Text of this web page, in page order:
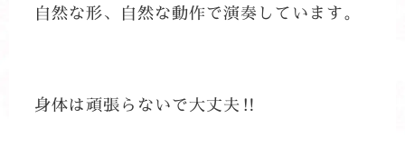
自然な形、自然な動作で演奏しています。
身体は頑張らないで大丈夫‼